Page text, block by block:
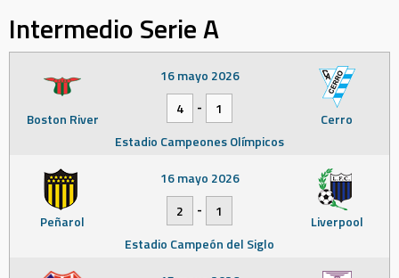
Intermedio Serie A
Boston River Cerro
16 mayo 2026
4
-
1
Estadio Campeones Olímpicos
Peñarol Liverpool
16 mayo 2026
2
-
1
Estadio Campeón del Siglo